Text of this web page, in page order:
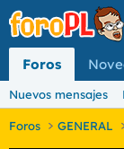
Foros
Nuevos mensajes
Foros GENERAL